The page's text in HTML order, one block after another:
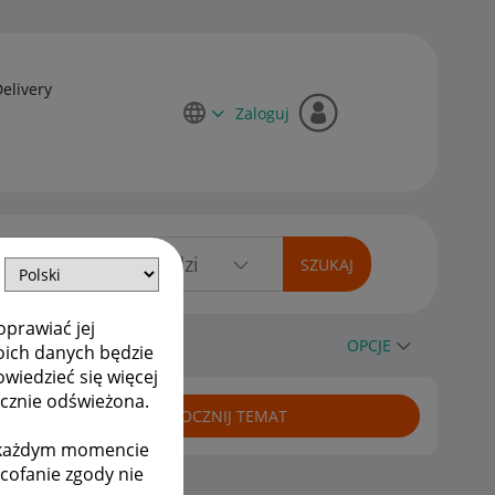
jej
danych będzie
się więcej
odświeżona.
momencie
zgody nie
Zaloguj
OPCJE
ROZPOCZNIJ TEMAT